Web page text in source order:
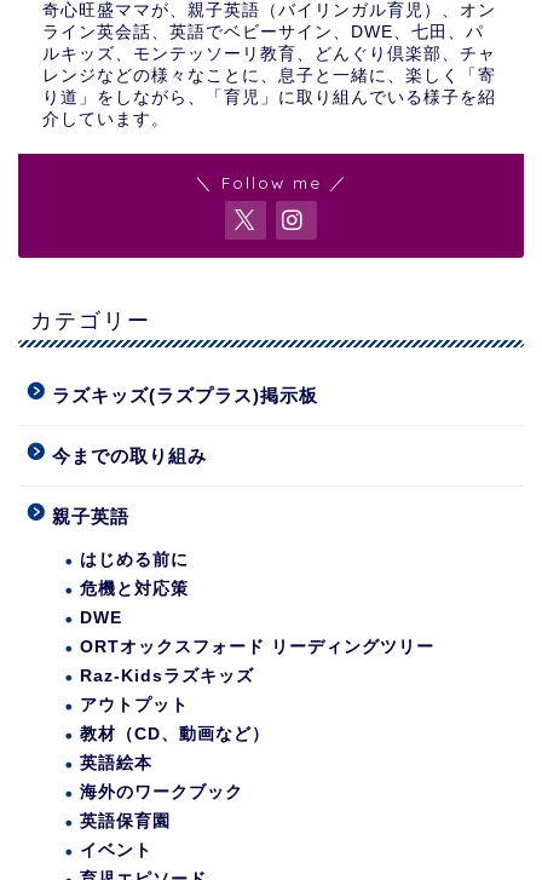
奇心旺盛ママが、親子英語（バイリンガル育児）、オン
ライン英会話、英語でベビーサイン、DWE、七田、パ
ルキッズ、モンテッソーリ教育、どんぐり倶楽部、チャ
レンジなどの様々なことに、息子と一緒に、楽しく「寄
り道」をしながら、「育児」に取り組んでいる様子を紹
介しています。
＼ Follow me ／
カテゴリー
ラズキッズ(ラズプラス)掲示板
今までの取り組み
親子英語
はじめる前に
危機と対応策
DWE
ORTオックスフォード リーディングツリー
Raz-Kidsラズキッズ
アウトプット
教材（CD、動画など）
英語絵本
海外のワークブック
英語保育園
イベント